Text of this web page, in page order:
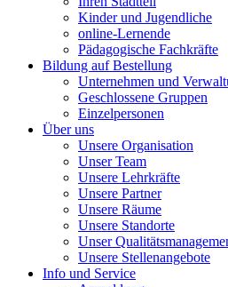
Kinder und Jugendliche
online-Lernende
Pädagogische Fachkräfte
Bildung auf Bestellung
Unternehmen und
Geschlossene Gruppen
Einzelpersonen
Über uns
Unsere Organisation
Unser Team
Unsere Lehrkräfte
Unsere Partner
Unsere Räume
Unsere Standorte
Unser
Unsere Stellenangebote
Info und Service